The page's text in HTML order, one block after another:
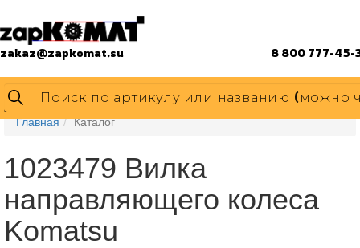
zakaz@zapkomat.su 8 800 777-45-
Главная Каталог
1023479 Вилка
направляющего колеса
Komatsu